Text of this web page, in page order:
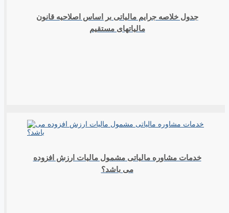
جدول خلاصه جرایم مالیاتی بر اساس اصلاحیه قانون
مالیاتهای مستقیم
خدمات مشاوره مالیاتی مشمول مالیات ارزش افزوده
می باشد؟